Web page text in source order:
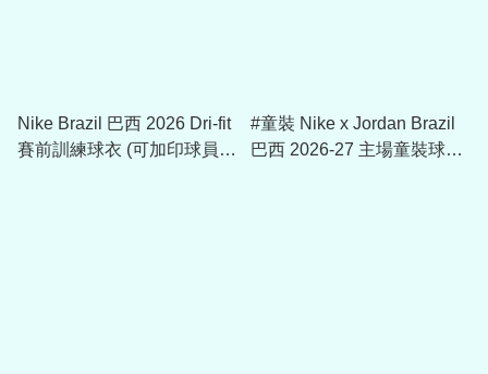
Nike Brazil 巴西 2026 Dri-fit
賽前訓練球衣 (可加印球員版
#童裝 Nike x Jordan Brazil
巴西 2026-27 主場童裝球迷